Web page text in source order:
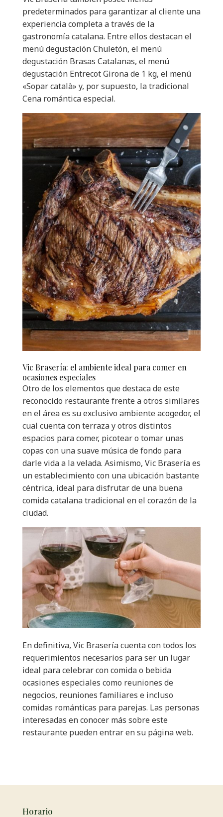
predeterminados para garantizar al cliente una
experiencia completa a través de la
gastronomía catalana. Entre ellos destacan el
menú degustación Chuletón, el menú
degustación Brasas Catalanas, el menú
degustación Entrecot Girona de 1 kg, el menú
«Sopar català» y, por supuesto, la tradicional
Cena romántica especial.
Vic Brasería: el ambiente ideal para comer en
ocasiones especiales
Otro de los elementos que destaca de este
reconocido restaurante frente a otros similares
en el área es su exclusivo ambiente acogedor, el
cual cuenta con terraza y otros distintos
espacios para comer, picotear o tomar unas
copas con una suave música de fondo para
darle vida a la velada. Asimismo, Vic Brasería es
un establecimiento con una ubicación bastante
céntrica, ideal para disfrutar de una buena
comida catalana tradicional en el corazón de la
ciudad.
En definitiva, Vic Brasería cuenta con todos los
requerimientos necesarios para ser un lugar
ideal para celebrar con comida o bebida
ocasiones especiales como reuniones de
negocios, reuniones familiares e incluso
comidas románticas para parejas. Las personas
interesadas en conocer más sobre este
restaurante pueden entrar en su página web.
Horario